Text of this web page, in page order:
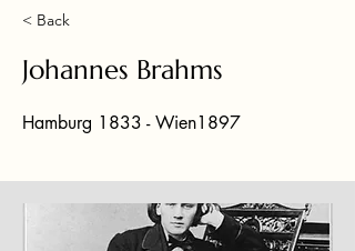
< Back
Johannes Brahms
Hamburg 1833 - Wien1897